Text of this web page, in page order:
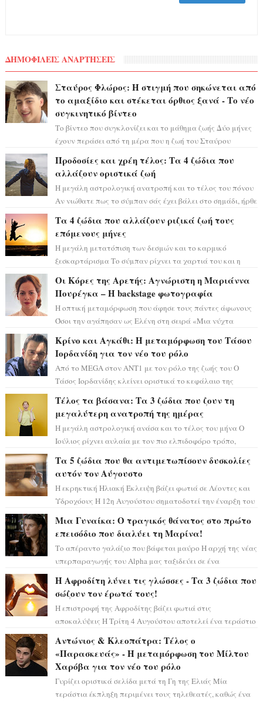
ΔΗΜΟΦΙΛΕΙΣ ΑΝΑΡΤΗΣΕΙΣ
Σταύρος Φλώρος: Η στιγμή που σηκώνεται από
το αμαξίδιο και στέκεται όρθιος ξανά - Το νέο
συγκινητικό βίντεο
Το βίντεο που συγκλονίζει και το μάθημα ζωής Δύο μήνες
έχουν περάσει από τη μέρα που η ζωή του Σταύρου
Προδοσίες και χρέη τέλος: Τα 4 ζώδια που
αλλάζουν οριστικά ζωή
Η μεγάλη αστρολογική ανατροπή και το τέλος του πόνου
Αν νιώθατε πως το σύμπαν σάς έχει βάλει στο σημάδι, ήρθε
Τα 4 ζώδια που αλλάζουν ριζικά ζωή τους
επόμενους μήνες
Η μεγάλη μετατόπιση των δεσμών και το καρμικό
ξεσκαρτάρισμα Το σύμπαν ρίχνει τα χαρτιά του και η
Οι Κόρες της Αρετής: Αγνώριστη η Μαριάννα
Πουρέγκα – H backstage φωτογραφία
Η οπτική μεταμόρφωση που άφησε τους πάντες άφωνους
Όσοι την αγάπησαν ως Ελένη στη σειρά «Μια νύχτα
Κρίνο και Αγκάθι: Η μεταμόρφωση του Τάσου
Ιορδανίδη για τον νέο του ρόλο
Από το MEGA στον ΑΝΤ1 με τον ρόλο της ζωής του Ο
Τάσος Ιορδανίδης κλείνει οριστικά το κεφάλαιο της
Τέλος τα βάσανα: Τα 3 ζώδια που ζουν τη
μεγαλύτερη ανατροπή της ημέρας
Η μεγάλη αστρολογική ανάσα και το τέλος του μήνα Ο
Ιούλιος ρίχνει αυλαία με τον πιο ελπιδοφόρο τρόπο,
Τα 5 ζώδια που θα αντιμετωπίσουν δυσκολίες
αυτόν τον Αύγουστο
Η εκρηκτική Ηλιακή Έκλειψη βάζει φωτιά σε Λέοντες και
Υδροχόους Η 12η Αυγούστου σηματοδοτεί την έναρξη του
Μια Γυναίκα: Ο τραγικός θάνατος στο πρώτο
επεισόδιο που διαλύει τη Μαρίνα!
Το απέραντο γαλάζιο που βάφεται μαύρο Η αρχή της νέας
υπερπαραγωγής του Alpha μας ταξιδεύει σε ένα
Η Αφροδίτη λύνει τις γλώσσες - Τα 3 ζώδια που
σώζουν τον έρωτά τους!
Η επιστροφή της Αφροδίτης βάζει φωτιά στις
αποκαλύψεις Η Τρίτη 4 Αυγούστου αποτελεί ένα τεράστιο
Αντώνιος & Κλεοπάτρα: Τέλος ο
«Παρασκευάς» - Η μεταμόρφωση του Μίλτου
Χαρόβα για τον νέο του ρόλο
Γυρίζει οριστικά σελίδα μετά τη Γη της Ελιάς Μία
τεράστια έκπληξη περιμένει τους τηλεθεατές, καθώς ένα